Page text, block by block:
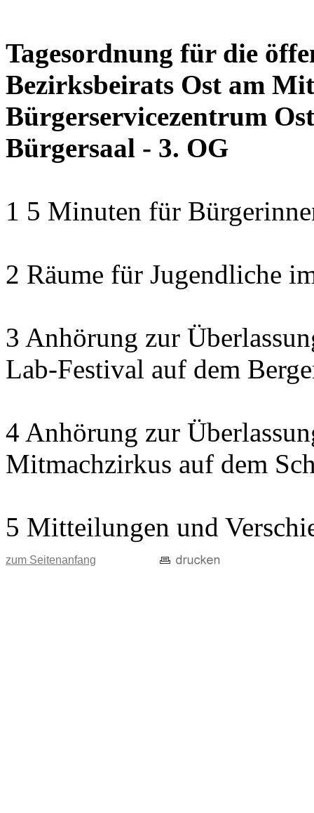
Tagesordnung für die
Bezirksbeirats Ost am
Bürgerservicezentrum
Bürgersaal - 3. OG
1 5 Minuten für
2 Räume für Jugendliche
3 Anhörung zur
Lab-Festival auf dem
4 Anhörung zur
Mitmachzirkus auf dem
5 Mitteilungen und
zum Seitenanfang